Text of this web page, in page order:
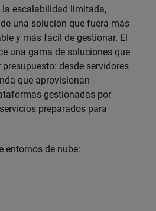
escalabilidad limitada,
una solución que fuera más
y más fácil de gestionar. El
una gama de soluciones que
desde servidores
que aprovisionan
gestionadas por
preparados para
entornos de nube: